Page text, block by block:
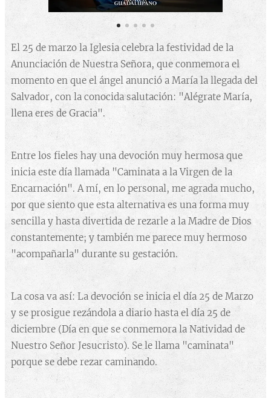
El 25 de marzo la Iglesia celebra la festividad de la
Anunciación de Nuestra Señora, que conmemora el
momento en que el ángel anunció a María la llegada del
Salvador, con la conocida salutación: "Alégrate María,
llena eres de Gracia".
Entre los fieles hay una devoción muy hermosa que
inicia este día llamada "Caminata a la Virgen de la
Encarnación". A mí, en lo personal, me agrada mucho,
por que siento que esta alternativa es una forma muy
sencilla y hasta divertida de rezarle a la Madre de Dios
constantemente; y también me parece muy hermoso
"acompañarla" durante su gestación.
La cosa va así: La devoción se inicia el día 25 de Marzo
y se prosigue rezándola a diario hasta el día 25 de
diciembre (Día en que se conmemora la Natividad de
Nuestro Señor Jesucristo). Se le llama "caminata"
porque se debe rezar caminando.